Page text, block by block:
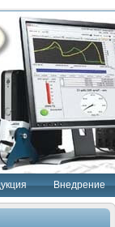
Внедрение